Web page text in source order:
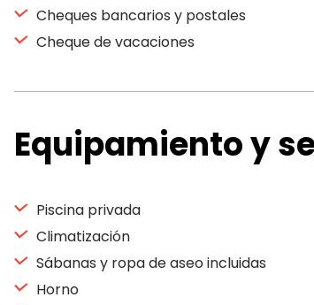
Cheques bancarios y postales
Cheque de vacaciones
Equipamiento y
Piscina privada
Climatización
Sábanas y ropa de aseo incluidas
Horno